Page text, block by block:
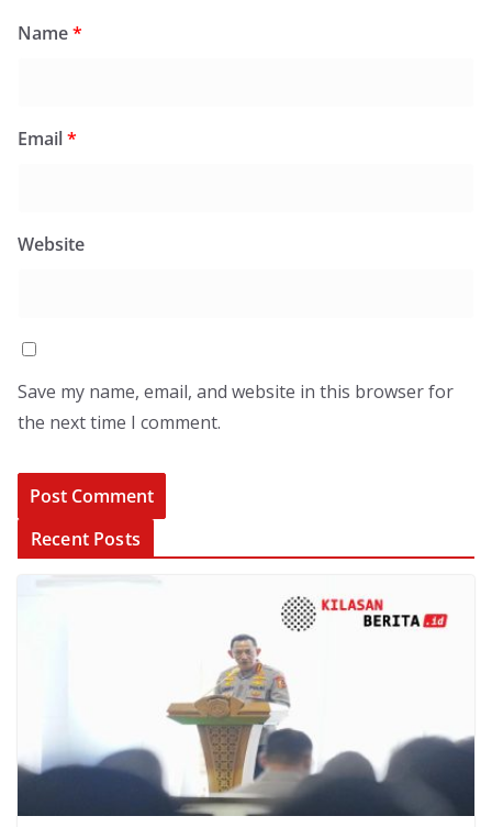
Name*
Email*
Website
Save my name, email, and website in this browser for
the next time I comment.
Recent Posts